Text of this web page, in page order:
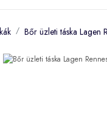
Bőr üzleti táska Lagen